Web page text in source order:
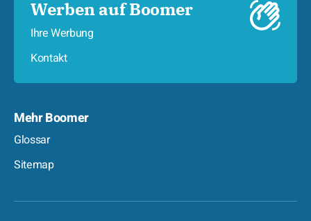
Werben auf Boomer
Ihre Werbung
Kontakt
Mehr Boomer
Glossar
Sitemap